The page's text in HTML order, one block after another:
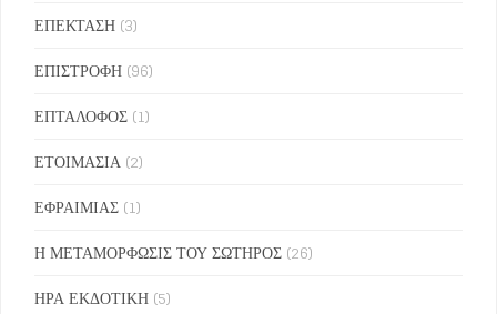
ΕΠΕΚΤΑΣΗ (3)
ΕΠΙΣΤΡΟΦΗ (96)
ΕΠΤΑΛΟΦΟΣ (1)
ΕΤΟΙΜΑΣΙΑ (2)
ΕΦΡΑΙΜΙΑΣ (1)
Η ΜΕΤΑΜΟΡΦΩΣΙΣ ΤΟΥ ΣΩΤΗΡΟΣ (26)
ΗΡΑ ΕΚΔΟΤΙΚΗ (5)